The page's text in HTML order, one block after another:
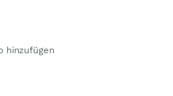
hinzufügen